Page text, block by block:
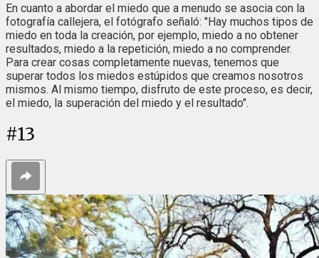
En cuanto a abordar el miedo que a menudo se asocia con la
fotografía callejera, el fotógrafo señaló: "Hay muchos tipos de
miedo en toda la creación, por ejemplo, miedo a no obtener
resultados, miedo a la repetición, miedo a no comprender.
Para crear cosas completamente nuevas, tenemos que
superar todos los miedos estúpidos que creamos nosotros
mismos. Al mismo tiempo, disfruto de este proceso, es decir,
el miedo, la superación del miedo y el resultado".
#13